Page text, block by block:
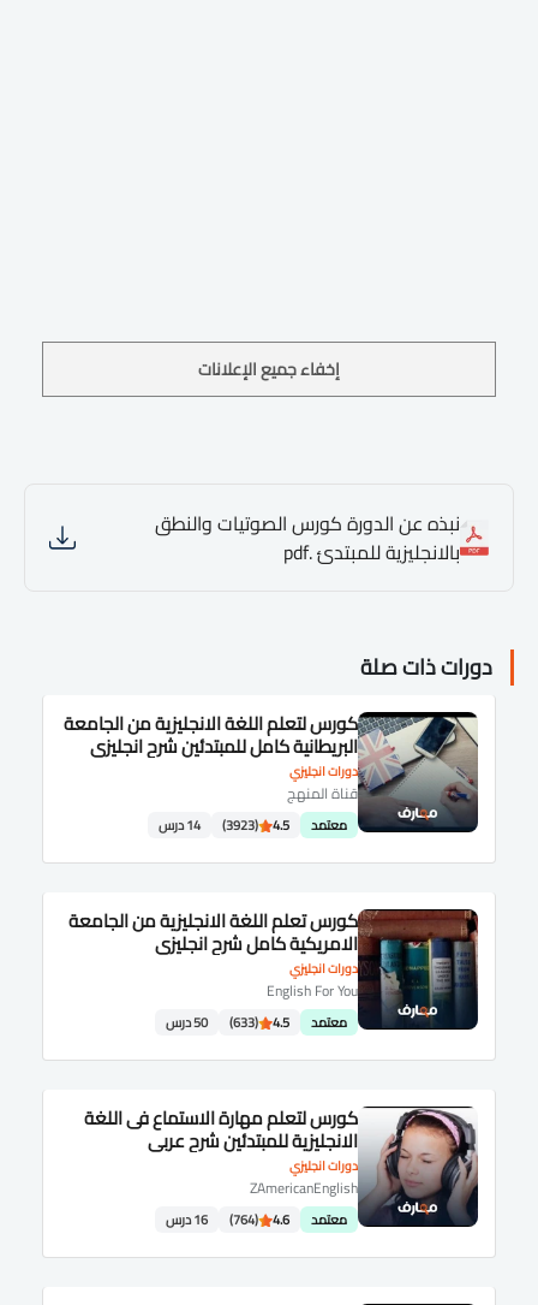
إخفاء جميع الإعلانات
نبذه عن الدورة كورس الصوتيات والنطق
بالانجليزية للمبتدئ .pdf
دورات ذات صلة
دورات انجليزي
كورس لتعلم اللغة الانجليزية من الجامعة
البريطانية كامل للمبتدئين شرح انجليزى
قناة المنهج
معتمد 4.5
(3923) 14 درس
دورات انجليزي
كورس تعلم اللغة الانجليزية من الجامعة
الامريكية كامل شرح انجليزى
English For You
معتمد 4.5
(633) 50 درس
دورات انجليزي
كورس لتعلم مهارة الاستماع فى اللغة
الانجليزية للمبتدئين شرح عربى
ZAmericanEnglish
معتمد 4.6
(764) 16 درس